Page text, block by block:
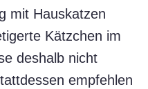
mit Hauskatzen
Kätzchen im
deshalb nicht
empfehlen